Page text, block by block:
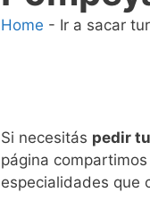
Home - Ir a sacar
Si necesitás pedir
página
especialidades que